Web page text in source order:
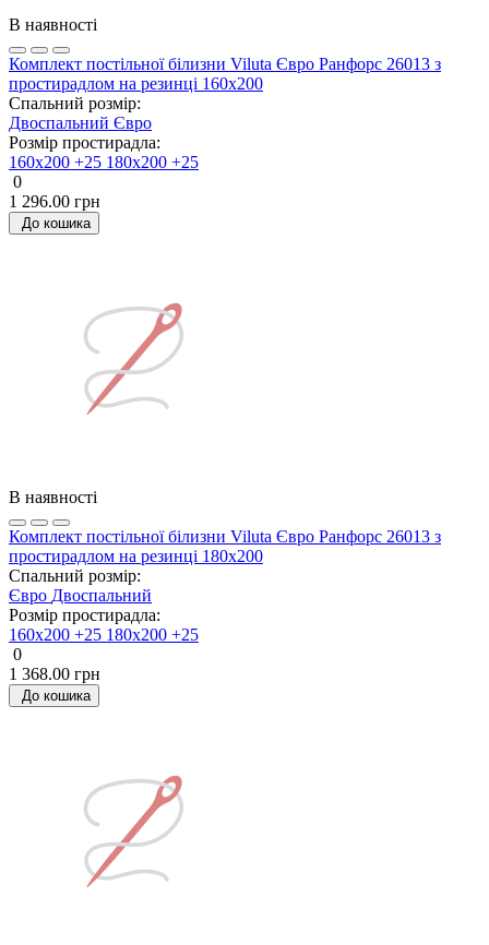
В наявності
Комплект постільної білизни Viluta Євро Ранфорс 26013 з
простирадлом на резинці 160х200
Спальний розмір:
Двоспальний Євро
Розмір простирадла:
160х200 +25 180х200 +25
0
1 296.00 грн
До кошика
В наявності
Комплект постільної білизни Viluta Євро Ранфорс 26013 з
простирадлом на резинці 180х200
Спальний розмір:
Євро Двоспальний
Розмір простирадла:
160х200 +25 180х200 +25
0
1 368.00 грн
До кошика